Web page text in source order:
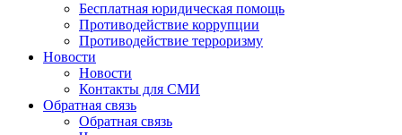
Бесплатная юридическая помощь
Противодействие коррупции
Противодействие терроризму
Новости
Новости
Контакты для СМИ
Обратная связь
Обратная связь